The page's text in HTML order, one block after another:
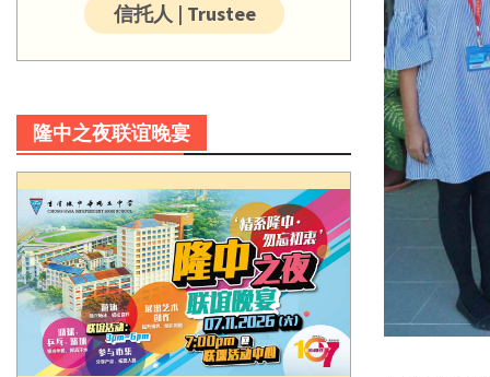
信托人 | Trustee
隆中之夜联谊晚宴